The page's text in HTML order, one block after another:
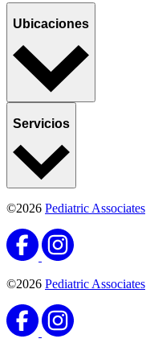
Ubicaciones
Servicios
©2026 Pediatric Associates
©2026 Pediatric Associates